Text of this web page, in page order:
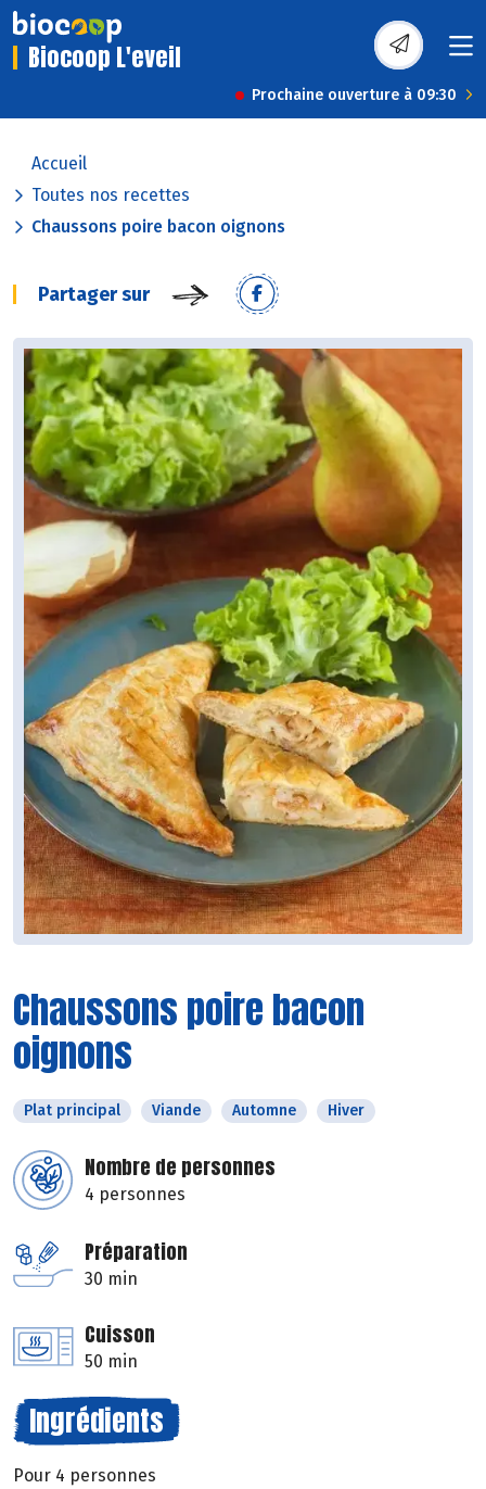
Biocoop L'eveil
Prochaine ouverture à 09:30
Accueil
Toutes nos recettes
Chaussons poire bacon oignons
Partager sur
Chaussons poire bacon
oignons
Plat principal Viande Automne Hiver
Nombre de personnes
4 personnes
Préparation
30 min
Cuisson
50 min
Ingrédients
Pour 4 personnes